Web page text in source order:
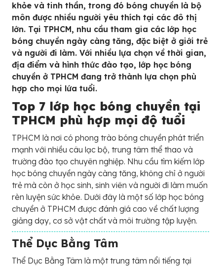
khỏe và tinh thần, trong đó bóng chuyền là bộ
môn được nhiều người yêu thích tại các đô thị
lớn. Tại TPHCM, nhu cầu tham gia các lớp học
bóng chuyền ngày càng tăng, đặc biệt ở giới trẻ
và người đi làm. Với nhiều lựa chọn về thời gian,
địa điểm và hình thức đào tạo, lớp học bóng
chuyền ở TPHCM đang trở thành lựa chọn phù
hợp cho mọi lứa tuổi.
Top 7 lớp học bóng chuyền tại
TPHCM phù hợp mọi độ tuổi
TPHCM là nơi có phong trào bóng chuyền phát triển
mạnh với nhiều câu lạc bộ, trung tâm thể thao và
trường đào tạo chuyên nghiệp. Nhu cầu tìm kiếm lớp
học bóng chuyền ngày càng tăng, không chỉ ở người
trẻ mà còn ở học sinh, sinh viên và người đi làm muốn
rèn luyện sức khỏe. Dưới đây là một số lớp học bóng
chuyền ở TPHCM được đánh giá cao về chất lượng
giảng dạy, cơ sở vật chất và môi trường tập luyện.
Thể Dục Bằng Tâm
Thể Dục Bằng Tâm là một trung tâm nổi tiếng tại